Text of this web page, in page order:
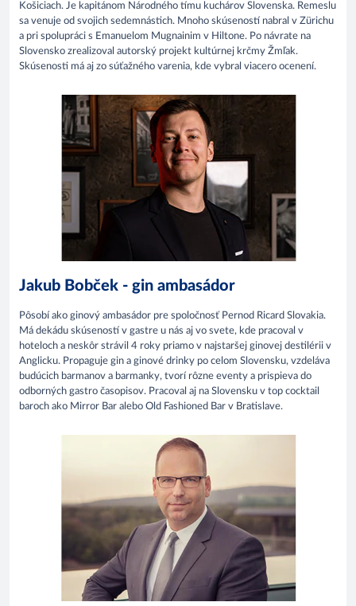
Košiciach. Je kapitánom Národného tímu kuchárov Slovenska. Remeslu
sa venuje od svojich sedemnástich. Mnoho skúseností nabral v Zürichu
a pri spolupráci s Emanuelom Mugnainim v Hiltone. Po návrate na
Slovensko zrealizoval autorský projekt kultúrnej krčmy Žmľak.
Skúsenosti má aj zo súťažného varenia, kde vybral viacero ocenení.
Jakub Bobček - gin ambasádor
Pôsobí ako ginový ambasádor pre spoločnosť Pernod Ricard Slovakia.
Má dekádu skúseností v gastre u nás aj vo svete, kde pracoval v
hoteloch a neskôr strávil 4 roky priamo v najstaršej ginovej destilérii v
Anglicku. Propaguje gin a ginové drinky po celom Slovensku, vzdeláva
budúcich barmanov a barmanky, tvorí rôzne eventy a prispieva do
odborných gastro časopisov. Pracoval aj na Slovensku v top cocktail
baroch ako Mirror Bar alebo Old Fashioned Bar v Bratislave.